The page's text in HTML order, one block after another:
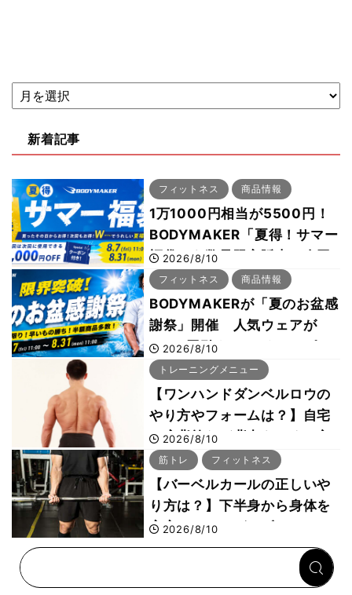
新着記事
フィットネス 商品情報
1万1000円相当が5500円！
BODYMAKER「夏得！サマー
福袋」を数量限定販売 次回
使える1000円OFFクーポン
も
2026/8/10
フィットネス 商品情報
BODYMAKERが「夏のお盆感
謝祭」開催 人気ウェアが
1000円引き、UVクールポン
チョは半額の990円に
2026/8/10
トレーニングメニュー
【ワンハンドダンベルロウの
やり方やフォームは？】自宅
で広背筋など背中をつくる方
法をボディビル世界王者・鈴
木雅選手が解説
2026/8/10
筋トレ フィットネス
【バーベルカールの正しいや
り方は？】下半身から身体を
安定させるのがカギ！
2026/8/10